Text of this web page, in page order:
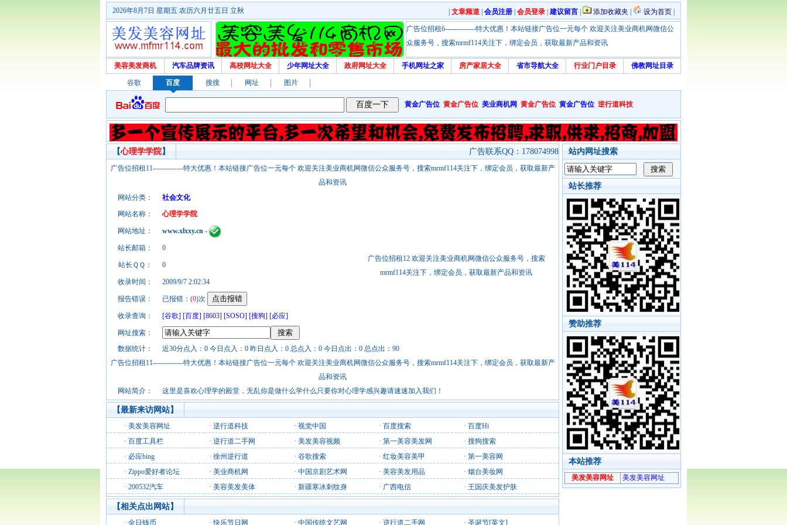
文章频道 会员注册 会员登录 建议留言 添加收藏夹 设为首页
2026年8月7日 星期五 农历六月廿五日 立秋
广告位招租6-------------特大优惠！本站链接广告位一元每个 欢迎关注美业商机网微信公
众服务号，搜索mrmf114关注下，绑定会员，获取最新产品和资讯
美容美发商机 汽车品牌资讯 高校网址大全 少年网址大全 政府网址大全 手机网址之家 房产家居大全 省市导航大全 行业门户目录 佛教网址目录
谷歌 百度 搜搜 网址 图片
黄金广告位 黄金广告位 美业商机网 黄金广告位 黄金广告位 逆行道科技
站内网址搜索
站长推荐
赞助推荐
本站推荐
广告联系QQ：178074998
【心理学学院】
广告位招租11-------------特大优惠！本站链接广告位一元每个 欢迎关注美业商机网微信公众服务号，搜索mrmf114关注下，绑定会员，获取最新产
品和资讯
网站分类：
社会文化
广告位招租12 欢迎关注美业商机网微信公众服务号，搜索
mrmf114关注下，绑定会员，获取最新产品和资讯
网站名称： 心理学学院
网站地址： www.xlxxy.cn -
站长邮箱： 0
站长ＱＱ： 0
收录时间： 2009/9/7 2:02:34
报告错误： 已报错：(0)次
收录查询： [谷歌] [百度] [8603] [SOSO] [搜狗] [必应]
网址搜索：
数据统计：
近30分点入：0 今日点入：0 昨日点入：0 总点入：0 今日点出：0 总点出：90
广告位招租11-------------特大优惠！本站链接广告位一元每个 欢迎关注美业商机网微信公众服务号，搜索mrmf114关注下，绑定会员，获取最新产
品和资讯
网站简介：
这里是喜欢心理学的殿堂，无乱你是做什么学什么只要你对心理学感兴趣请速速加入我们！
【最新来访网站】
· 美发美容网址 · 逆行道科技 · 视觉中国 · 百度搜索 · 百度Hi
· 百度工具栏 · 逆行道二手网 · 美发美容视频 · 第一美容美发网 · 搜狗搜索
· 必应bing · 徐州逆行道 · 谷歌搜索 · 红妆美容美甲 · 第一美容网
· Zippo爱好者论坛 · 美业商机网 · 中国京剧艺术网 · 美容美发用品 · 烟台美妆网
· 200532汽车 · 美容美发美体 · 新疆寒冰刺纹身 · 广西电信 · 王国庆美发护肤
【相关点出网站】
· 金日钱币 ·快乐节日网 · 中国传统文艺网 · 逆行道二手网 · 圣诞节[英文]